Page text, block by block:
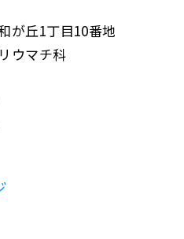
が丘1丁目10番地
ウマチ科